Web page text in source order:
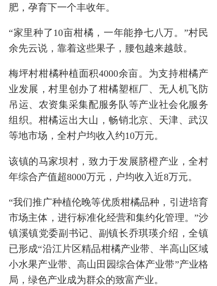
肥，孕育下一个丰收年。
“家里种了10亩柑橘，一年能挣七八万。”村民
余先云说，靠着这些果子，腰包越来越鼓。
梅坪村柑橘种植面积4000余亩。为支持柑橘产
业发展，村里创办了柑橘塑框厂、无人机飞防
吊运、农资集采集配服务队等产业社会化服务
组织。柑橘运出大山，畅销北京、天津、武汉
等地市场，全村户均收入约10万元。
该镇的马家坝村，致力于发展脐橙产业，全村
年综合产值超8000万元，户均收入近8万元。
“我们推广种植伦晚等优质柑橘品种，引进培育
市场主体，进行标准化经营和集约化管理。”沙
镇溪镇党委副书记、副镇长乔琪瑛介绍，全镇
已形成“沿江片区精品柑橘产业带、半高山区域
小水果产业带、高山田园综合体产业带”产业格
局，绿色产业成为群众的致富产业。